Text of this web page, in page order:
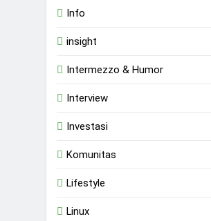
Info
insight
Intermezzo & Humor
Interview
Investasi
Komunitas
Lifestyle
Linux